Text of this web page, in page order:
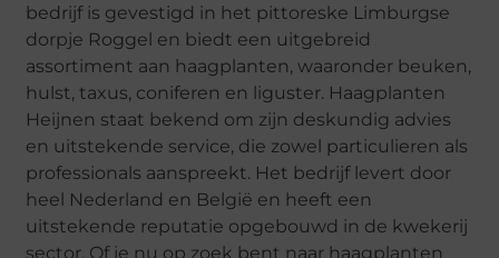
bedrijf is gevestigd in het pittoreske Limburgse
dorpje Roggel en biedt een uitgebreid
assortiment aan haagplanten, waaronder beuken,
hulst, taxus, coniferen en liguster. Haagplanten
Heijnen staat bekend om zijn deskundig advies
en uitstekende service, die zowel particulieren als
professionals aanspreekt. Het bedrijf levert door
heel Nederland en België en heeft een
uitstekende reputatie opgebouwd in de kwekerij
sector. Of je nu op zoek bent naar haagplanten